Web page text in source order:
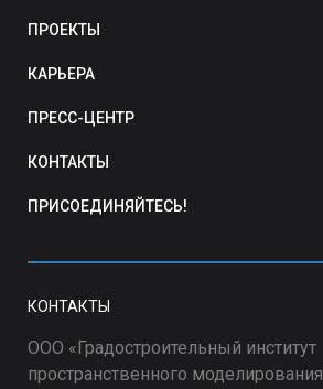
ПРОЕКТЫ
КАРЬЕРА
ПРЕСС-ЦЕНТР
КОНТАКТЫ
ПРИСОЕДИНЯЙТЕСЬ!
КОНТАКТЫ
ООО «Градостроительный институт
пространственного моделирования